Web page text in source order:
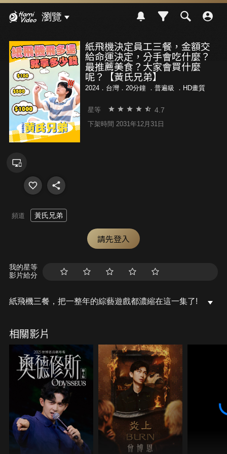
瀏覽
紙飛機決定員工三餐，金額交
給命運決定，分手會吃什麼？
最推薦美食？大家會買什麼
呢？【黃氏兄弟】
2024．台灣．20分鐘 ． 普遍級 ．HD畫質
星等 4.7
下架時間 2031年12月31日
頻道 黃氏兄弟
請先登入
我的星等
影片給分
紙飛機三餐，把一整年的綜藝遊戲都濃縮在這一集了!
相關影片